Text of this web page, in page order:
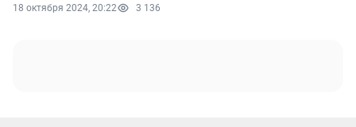
18 октября 2024, 20:22 3 136